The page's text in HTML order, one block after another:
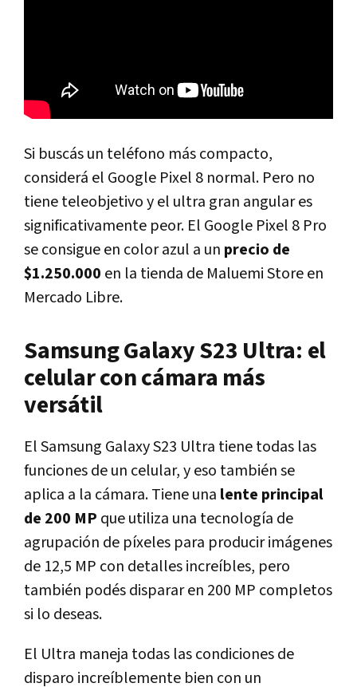
Si buscás un teléfono más compacto,
considerá el Google Pixel 8 normal. Pero no
tiene teleobjetivo y el ultra gran angular es
significativamente peor. El Google Pixel 8 Pro
se consigue en color azul a un precio de
$1.250.000 en la tienda de Maluemi Store en
Mercado Libre.
Samsung Galaxy S23 Ultra: el
celular con cámara más
versátil
El Samsung Galaxy S23 Ultra tiene todas las
funciones de un celular, y eso también se
aplica a la cámara. Tiene una lente principal
de 200 MP que utiliza una tecnología de
agrupación de píxeles para producir imágenes
de 12,5 MP con detalles increíbles, pero
también podés disparar en 200 MP completos
si lo deseas.
El Ultra maneja todas las condiciones de
disparo increíblemente bien con un